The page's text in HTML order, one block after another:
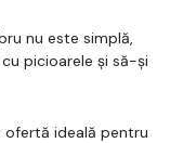
nu este simplă,
picioarele și să-și
ofertă ideală pentru